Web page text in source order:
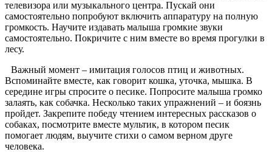
телевизора или музыкального центра. Пускай они
самостоятельно попробуют включить аппаратуру на полную
громкость. Научите издавать малыша громкие звуки
самостоятельно. Покричите с ним вместе во время прогулки в
лесу.
Важный момент – имитация голосов птиц и животных.
Вспоминайте вместе, как говорит кошка, уточка, мышка. В
середине игры спросите о песике. Попросите малыша громко
залаять, как собачка. Несколько таких упражнений – и боязнь
пройдет. Закрепите победу чтением интересных рассказов о
собаках, посмотрите вместе мультик, в котором песик
помогает людям, выучите стихи о самом верном друге
человека.